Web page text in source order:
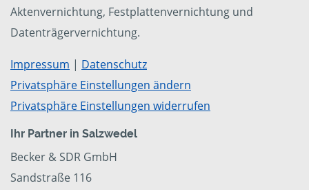
Aktenvernichtung, Festplattenvernichtung und
Datenträgervernichtung.
Impressum | Datenschutz
Privatsphäre Einstellungen ändern
Privatsphäre Einstellungen widerrufen
Ihr Partner in Salzwedel
Becker & SDR GmbH
Sandstraße 116